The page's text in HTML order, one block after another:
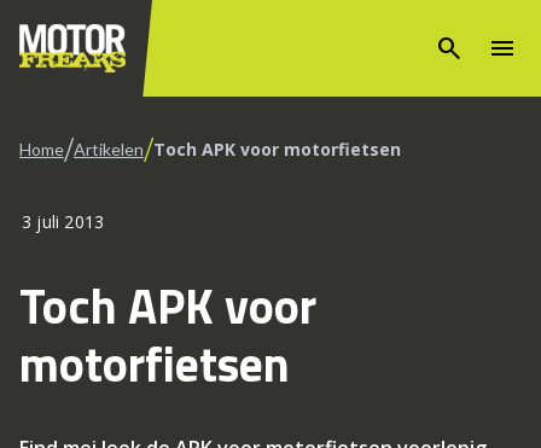
search menu
Home/Artikelen/Toch APK voor motorfietsen
3 juli 2013
Toch APK voor
motorfietsen